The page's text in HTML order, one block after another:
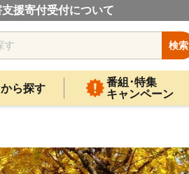
援寄付受付について
検索
ら探す
番組･特集
キャンペーン